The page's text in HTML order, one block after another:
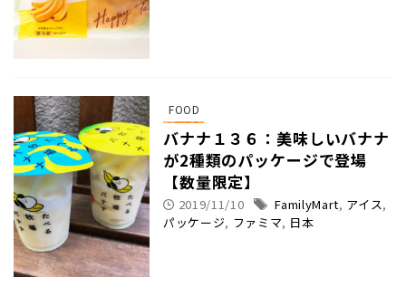
FOOD
バナナ１３６：美味しいバナナ
が2種類のパッケージで登場
【数量限定】
2019/11/10 FamilyMart, アイス,
パッケージ, ファミマ, 日本